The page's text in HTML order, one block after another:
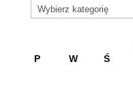
Kategorie
wpisów
P W Ś